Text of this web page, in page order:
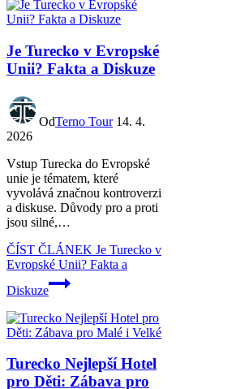
Je Turecko v Evropské
Unii? Fakta a Diskuze
OdTerno Tour 14. 4.
2026
Vstup Turecka do Evropské
unie je tématem, které
vyvolává značnou kontroverzi
a diskuse. Důvody pro a proti
jsou silné,…
ČÍST ČLÁNEK Je Turecko v
Evropské Unii? Fakta a
Diskuze
Turecko Nejlepší Hotel
pro Děti: Zábava pro